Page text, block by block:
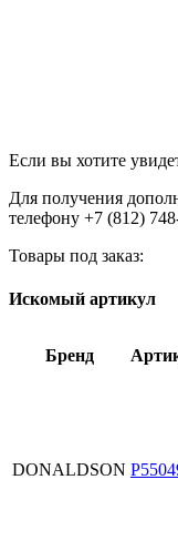
Если вы хотите
Для получения
телефону +7 (812)
Товары под заказ:
Искомый артикул
Бренд
DONALDSON